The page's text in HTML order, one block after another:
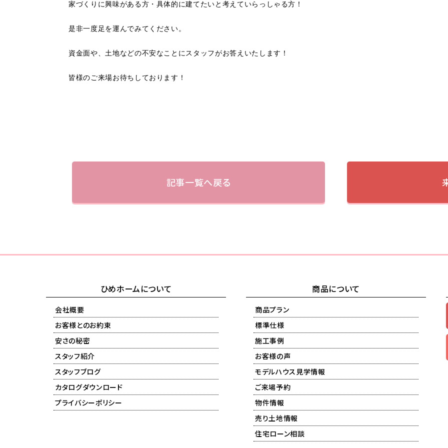
家づくりに興味がある方・具体的に建てたいと考えていらっしゃる方！
是非一度足を運んでみてください。
資金面や、土地などの不安なことにスタッフがお答えいたします！
皆様のご来場お待ちしております！
記事一覧へ戻る
ひめホームについて
会社概要
お客様とのお約束
安さの秘密
スタッフ紹介
スタッフブログ
カタログダウンロード
プライバシーポリシー
商品について
商品プラン
標準仕様
施工事例
お客様の声
モデルハウス見学情報
ご来場予約
物件情報
売り土地情報
住宅ローン相談